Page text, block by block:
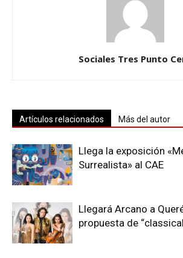
Sociales Tres Punto
Artículos relacionados Más del autor
Llega la exposición
Surrealista» al CAE
Llegará Arcano a
propuesta de